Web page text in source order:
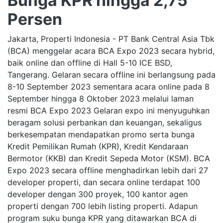
Persen
Jakarta, Properti Indonesia - PT Bank Central Asia Tbk
(BCA) menggelar acara BCA Expo 2023 secara hybrid,
baik online dan offline di Hall 5-10 ICE BSD,
Tangerang. Gelaran secara offline ini berlangsung pada
8-10 September 2023 sementara acara online pada 8
September hingga 8 Oktober 2023 melalui laman
resmi BCA Expo 2023 Gelaran expo ini menyuguhkan
beragam solusi perbankan dan keuangan, sekaligus
berkesempatan mendapatkan promo serta bunga
Kredit Pemilikan Rumah (KPR), Kredit Kendaraan
Bermotor (KKB) dan Kredit Sepeda Motor (KSM). BCA
Expo 2023 secara offline menghadirkan lebih dari 27
developer properti, dan secara online terdapat 100
developer dengan 300 proyek, 100 kantor agen
properti dengan 700 lebih listing properti. Adapun
program suku bunga KPR yang ditawarkan BCA di